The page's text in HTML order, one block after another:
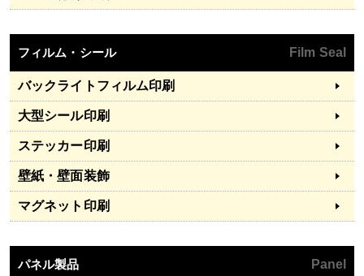
フィルム・シール Film Seal
バックライトフィルム印刷
大型シール印刷
ステッカー印刷
壁紙・壁面装飾
マグネット印刷
パネル製品 Panel